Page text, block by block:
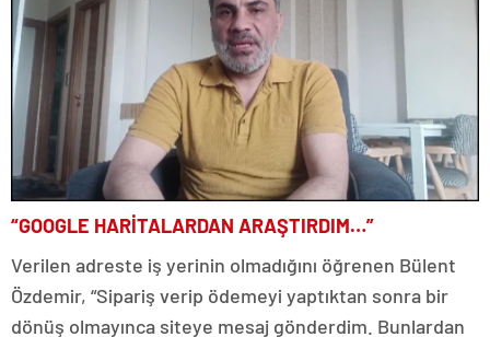
“GOOGLE HARİTALARDAN ARAŞTIRDIM…”
Verilen adreste iş yerinin olmadığını öğrenen Bülent
Özdemir, “Sipariş verip ödemeyi yaptıktan sonra bir
dönüş olmayınca siteye mesaj gönderdim. Bunlardan